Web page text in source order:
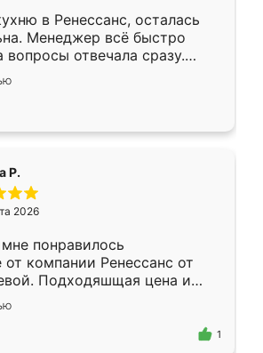
в Ренессанс, осталась
Менеджер всё быстро
вопросы отвечала сразу.
в субботу, подошёл к
ответственностью. Собрали
работали аккуратно, даже
Р.
2026
понравилось
компании Ренессанс от
Подходяшщая цена и
изготовления. Приехавший
Владислав
моему эскизу самый
1